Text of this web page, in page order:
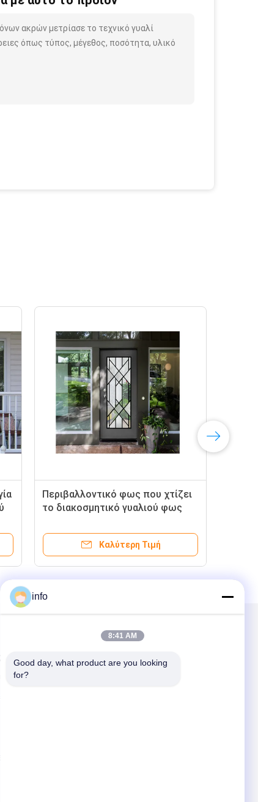
ακρών μετρίασε το τεχνικό γυαλί
όπως τύπος, μέγεθος, ποσότητα, υλικό
Περιβαλλοντικό φως που χτίζει
το διακοσμητικό γυαλιού φως
παλαιό
Καλύτερη Τιμή
Meili,
Στείλτε μας μήνυμα
info
8:41 AM
Good day, what product are you looking
for?